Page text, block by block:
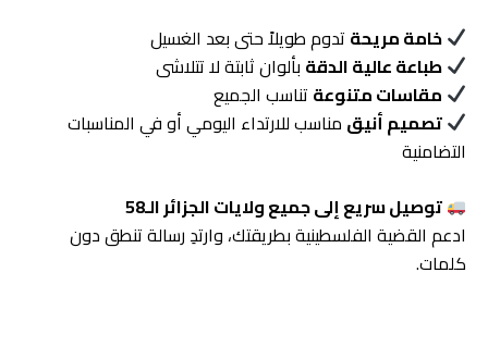
خامة مريحة تدوم طويلاً حتى بعد الغسيل
طباعة عالية الدقة بألوان ثابتة لا تتلاشى
مقاسات متنوعة تناسب الجميع
تصميم أنيق مناسب للارتداء اليومي أو في المناسبات
التضامنية
توصيل سريع إلى جميع ولايات الجزائر الـ58
ادعم القضية الفلسطينية بطريقتك، وارتدِ رسالة تنطق دون
كلمات.